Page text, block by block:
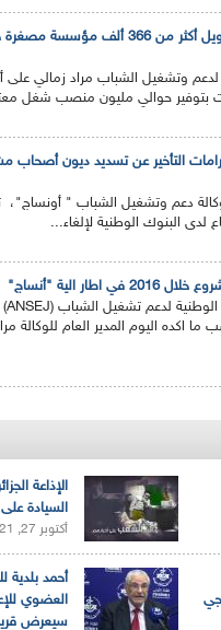
مصغرة خلال 20 سنة
لدعم وتشغيل الشباب مراد زمالي
التأخير عن تسديد ديون أصحاب
دعم وتشغيل الشباب "
البنوك الوطنية لإلغاء...
السيادة على
أكتوبر 27, 2021 |
أحمد بلدية
العضوي
سيعرض